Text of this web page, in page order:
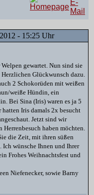
- 15:25 Uhr
gewartet. Nun sind sie
Glückwunsch dazu.
2 Schokorüden mit weißen
weiße Hündin, ein
Bei Sina (Iris) waren es ja 5
hatten Iris damals 2x besucht
Jetzt sind wir
Herrenbesuch haben möchten.
die Zeit, mit ihren süßen
wünsche Ihnen und Ihrer
Frohes Weihnachtsfest und
Niefenecker, sowie Barny